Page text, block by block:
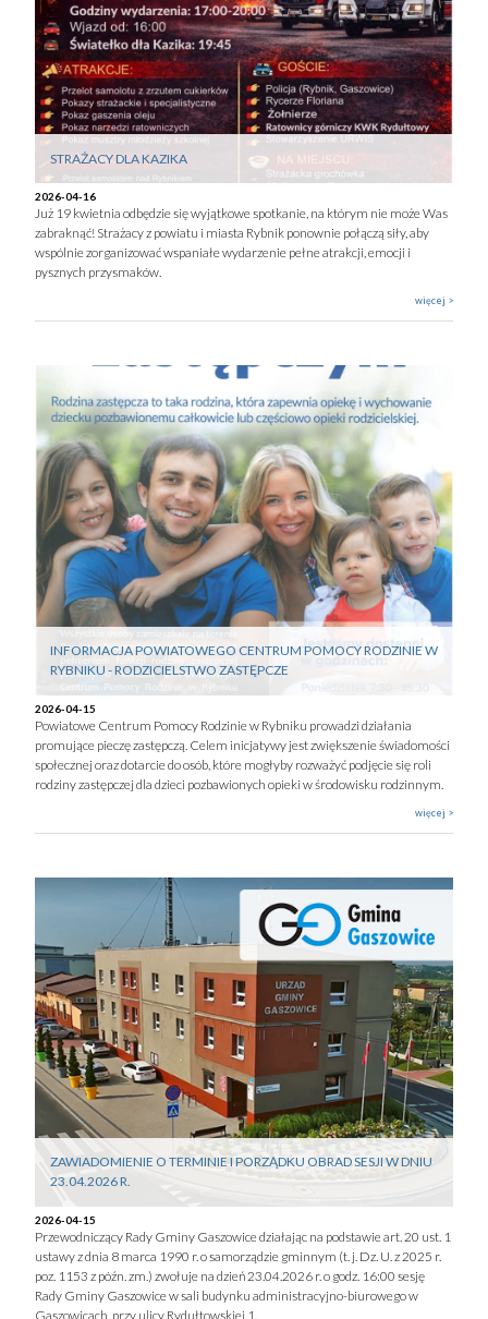
STRAŻACY DLA KAZIKA
2026-04-16
Już 19 kwietnia odbędzie się wyjątkowe spotkanie, na którym nie może Was
zabraknąć! Strażacy z powiatu i miasta Rybnik ponownie połączą siły, aby
wspólnie zorganizować wspaniałe wydarzenie pełne atrakcji, emocji i
pysznych przysmaków.
więcej >
INFORMACJA POWIATOWEGO CENTRUM POMOCY RODZINIE W
RYBNIKU - RODZICIELSTWO ZASTĘPCZE
2026-04-15
Powiatowe Centrum Pomocy Rodzinie w Rybniku prowadzi działania
promujące pieczę zastępczą. Celem inicjatywy jest zwiększenie świadomości
społecznej oraz dotarcie do osób, które mogłyby rozważyć podjęcie się roli
rodziny zastępczej dla dzieci pozbawionych opieki w środowisku rodzinnym.
więcej >
ZAWIADOMIENIE O TERMINIE I PORZĄDKU OBRAD SESJI W DNIU
23.04.2026 R.
2026-04-15
Przewodniczący Rady Gminy Gaszowice działając na podstawie art. 20 ust. 1
ustawy z dnia 8 marca 1990 r. o samorządzie gminnym (t. j. Dz. U. z 2025 r.
poz. 1153 z późn. zm.) zwołuje na dzień 23.04.2026 r. o godz. 16:00 sesję
Rady Gminy Gaszowice w sali budynku administracyjno-biurowego w
Gaszowicach, przy ulicy Rydułtowskiej 1.